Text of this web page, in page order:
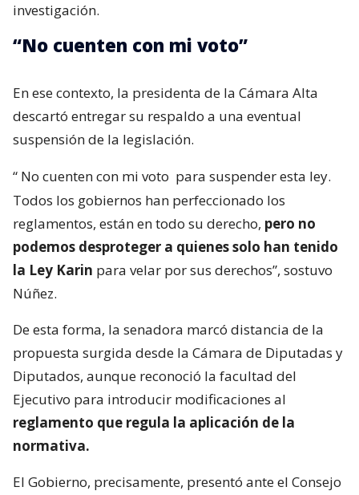
investigación.
“No cuenten con mi voto”
En ese contexto, la presidenta de la Cámara Alta
descartó entregar su respaldo a una eventual
suspensión de la legislación.
“ No cuenten con mi voto para suspender esta ley.
Todos los gobiernos han perfeccionado los
reglamentos, están en todo su derecho, pero no
podemos desproteger a quienes solo han tenido
la Ley Karin para velar por sus derechos”, sostuvo
Núñez.
De esta forma, la senadora marcó distancia de la
propuesta surgida desde la Cámara de Diputadas y
Diputados, aunque reconoció la facultad del
Ejecutivo para introducir modificaciones al
reglamento que regula la aplicación de la
normativa.
El Gobierno, precisamente, presentó ante el Consejo